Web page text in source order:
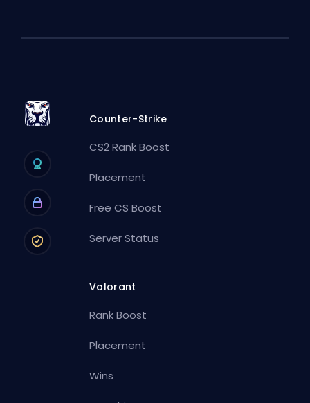
Counter-Strike
CS2 Rank Boost
Placement
Free CS Boost
Server Status
Valorant
Rank Boost
Placement
Wins